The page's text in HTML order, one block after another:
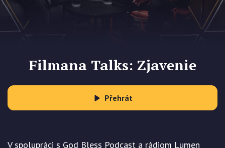
Zaregistrovať sa
Filmana Talks: Zjavenie
Přehrát
V spolupráci s God Bless Podcast a rádiom Lumen